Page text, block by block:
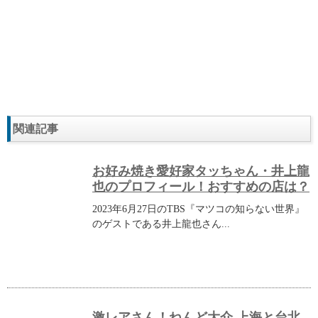
関連記事
お好み焼き愛好家タッちゃん・井上龍
也のプロフィール！おすすめの店は？
2023年6月27日のTBS『マツコの知らない世界』
のゲストである井上龍也さん...